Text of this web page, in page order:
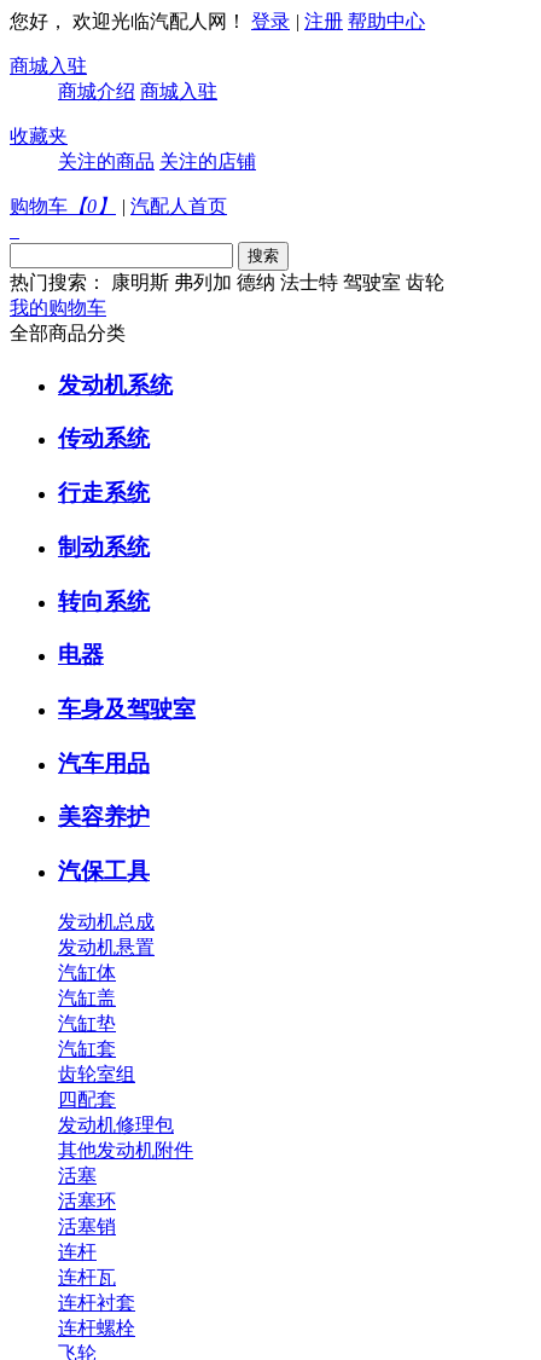
您好， 欢迎光临汽配人网！ 登录 | 注册 帮助中心
商城入驻
商城介绍 商城入驻
收藏夹
关注的商品 关注的店铺
购物车 【0 】 | 汽配人首页
热门搜索： 康明斯 弗列加 德纳 法士特 驾驶室 齿轮
我的购物车
全部商品分类
发动机系统
传动系统
行走系统
制动系统
转向系统
电器
车身及驾驶室
汽车用品
美容养护
汽保工具
发动机总成
发动机悬置
汽缸体
汽缸盖
汽缸垫
汽缸套
齿轮室组
四配套
发动机修理包
其他发动机附件
活塞
活塞环
活塞销
连杆
连杆瓦
连杆衬套
连杆螺栓
飞轮